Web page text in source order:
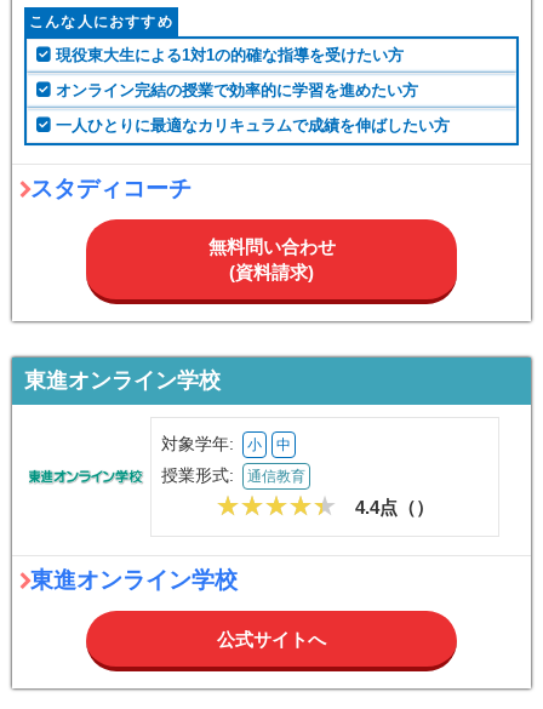
こんな人におすすめ
現役東大生による1対1の的確な指導を受けたい方
オンライン完結の授業で効率的に学習を進めたい方
一人ひとりに最適なカリキュラムで成績を伸ばしたい方
スタディコーチ
無料問い合わせ
(資料請求)
東進オンライン学校
対象学年: 小 中
授業形式: 通信教育
4.4点（）
東進オンライン学校
公式サイトへ